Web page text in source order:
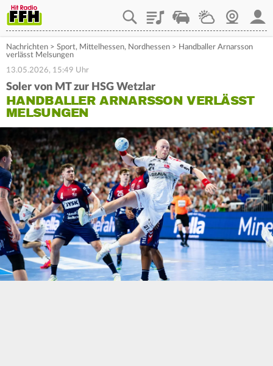
PlaylistStaupilotWetterWebcam
Nachrichten > Sport, Mittelhessen, Nordhessen > Handballer Arnarsson
verlässt Melsungen
13.05.2026, 15:49 Uhr
Soler von MT zur HSG Wetzlar
HANDBALLER ARNARSSON VERLÄSST
MELSUNGEN